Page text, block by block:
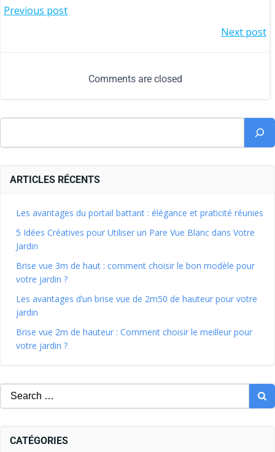
Previous post
Next post
Comments are closed
ARTICLES RÉCENTS
Les avantages du portail battant : élégance et praticité réunies
5 Idées Créatives pour Utiliser un Pare Vue Blanc dans Votre
Jardin
Brise vue 3m de haut : comment choisir le bon modèle pour
votre jardin ?
Les avantages d’un brise vue de 2m50 de hauteur pour votre
jardin
Brise vue 2m de hauteur : Comment choisir le meilleur pour
votre jardin ?
CATÉGORIES